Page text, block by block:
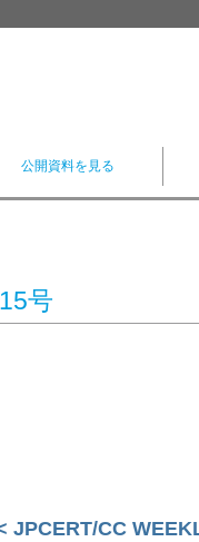
公開資料を見る
号
JPCERT/CC